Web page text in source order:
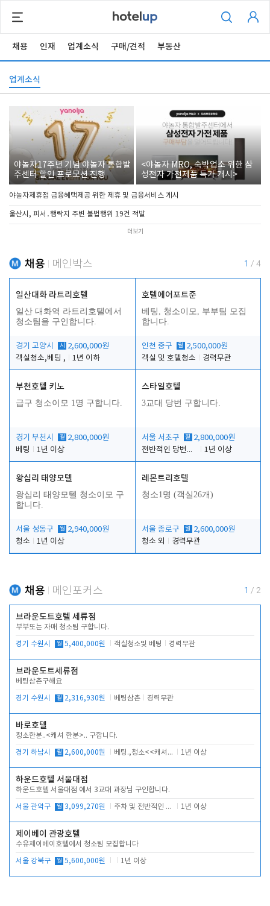
채용 인재 업계소식 구매/견적 부동산
업계소식
야놀자17주년 기념 야놀자 통합발
주센터 할인 프로모션 진행
<야놀자 MRO, 숙박업소 위한 삼
성전자 가전제품 특가 개시>
야놀자제휴점 금융혜택제공 위한 제휴 및 금융서비스 게시
울산시, 피서․행락지 주변 불법행위 19건 적발
더보기
채용 메인박스 1 / 4
일산대화 라트리호텔
일산 대화역 라트리호텔에서
청소팀을 구인합니다.
경기 고양시 시
2,600,000원
객실청소,베팅 ,
1년 이하
호텔에어포트준
베팅, 청소이모, 부부팀 모집
합니다.
인천 중구 월 2,500,000원
객실 및 호텔청소
경력무관
부천호텔 키노
급구 청소이모 1명 구합니다.
경기 부천시 월 2,800,000원
베팅
1년 이상
스타일호텔
3교대 당번 구합니다.
서울 서초구 월 2,800,000원
전반적인 당번업무
1년 이상
왕십리 태양모텔
왕십리 태양모텔 청소이모 구
합니다.
서울 성동구 월 2,940,000원
청소
1년 이상
레몬트리호텔
청소1명 (객실26개)
서울 종로구 월 2,600,000원
청소 외
경력무관
채용 메인포커스 1 / 2
브라운도트호텔 세류점
부부또는 자매 청소팀 구합니다.
경기 수원시 월 5,400,000원 객실청소및 베팅 경력무관
브라운도트세류점
베팅삼촌구해요
경기 수원시 월 2,316,930원 베팅삼촌 경력무관
바로호텔
청소한분..<캐셔 한분>.. 구합니다.
경기 하남시 월 2,600,000원 베팅.,청소<<캐셔 모셔봅니다. 1년 이상
하운드호텔 서울대점
하운드호텔 서울대점 에서 3교대 과장님 구인합니다.
서울 관악구 월 3,099,270원 주차 및 전반적인 당번업무 1년 이상
제이베이 관광호텔
수유제이베이호텔에서 청소팀 모집합니다
서울 강북구 월 5,600,000원 1년 이상